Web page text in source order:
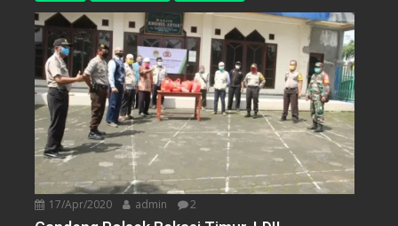
17/Apr/2020 admin 2